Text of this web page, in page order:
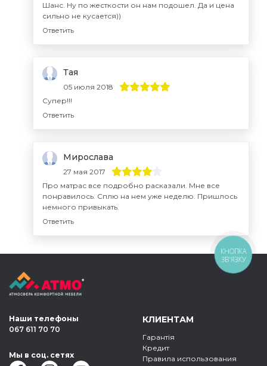
Шанс. Ну по жесткости он нам подошел. Да и цена
сильно не кусается))
Ответить
Тая
05 июля 2018
Супер!!!
Ответить
Мирослава
27 мая 2017
Про матрас все подробно расказали. Мне все
понравилось. Сплю на нем уже неделю. Пришлось
немного привыкать.
Ответить
Наши телефоны
067 611 70 70
Мы в соц. сетях
КЛИЕНТАМ
Гарантія
Кредит
Правила использования
КНОПКА
ЗВ'ЯЗКУ